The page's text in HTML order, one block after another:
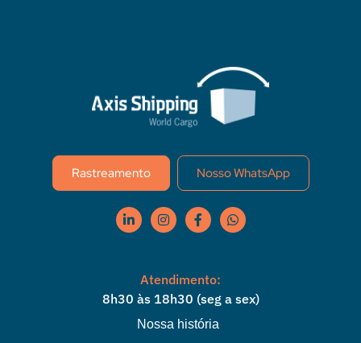
Rastreamento Nosso WhatsApp
Atendimento:
8h30 às 18h30 (seg a sex)
Nossa história